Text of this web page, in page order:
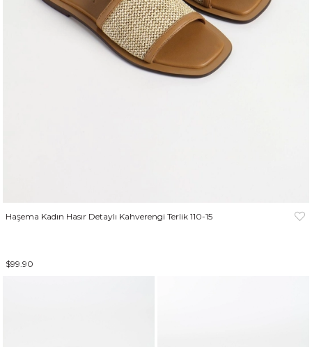
Haşema Kadın Hasır Detaylı Kahverengi Terlik 110-15
$99.90